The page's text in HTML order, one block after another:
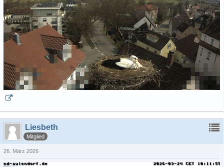
Liesbeth
Mitglied
26. März 2026